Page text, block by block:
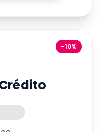
-10%